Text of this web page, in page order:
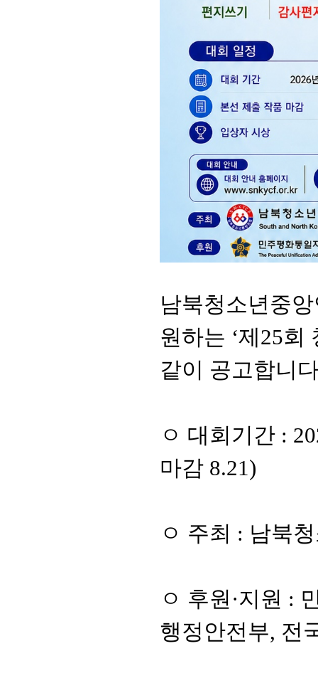
남북청소년중
원하는 ‘제25회
같이 공고합니
ㅇ 대회기간 :
마감 8.21)
ㅇ 주최 : 남북
ㅇ 후원 ·지원 :
행정안전부, 전